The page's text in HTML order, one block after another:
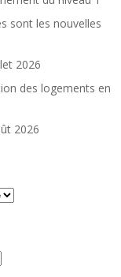
sont les nouvelles
2026
des logements en
2026